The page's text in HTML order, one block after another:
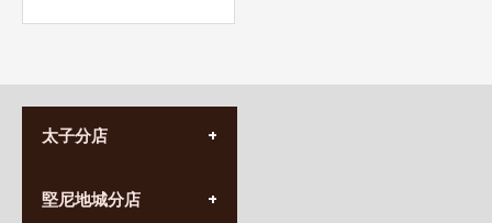
太子分店
營業時間:
堅尼地城分店